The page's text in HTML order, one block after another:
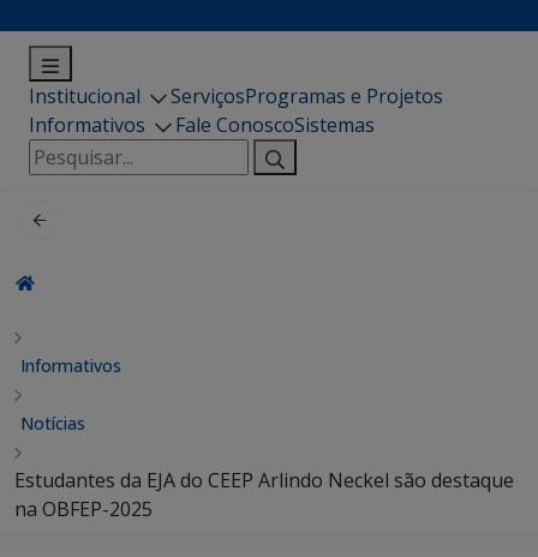
Institucional ServiçosProgramas e Projetos
Informativos
Fale ConoscoSistemas
Pesquisar
por:
Informativos
Notícias
Estudantes da EJA do CEEP Arlindo Neckel são destaque
na OBFEP-2025